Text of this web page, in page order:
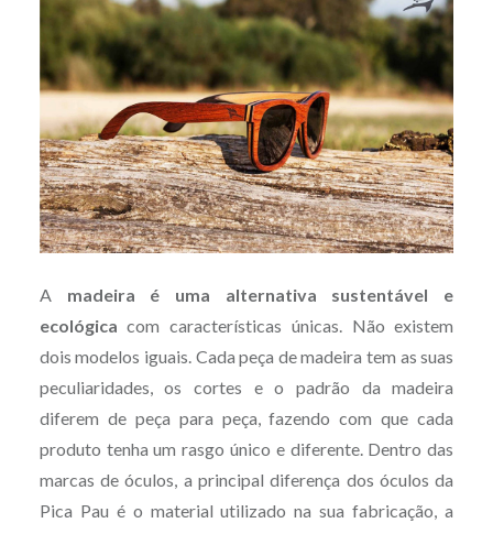
A madeira é uma alternativa sustentável e
ecológica com características únicas. Não existem
dois modelos iguais. Cada peça de madeira tem as suas
peculiaridades, os cortes e o padrão da madeira
diferem de peça para peça, fazendo com que cada
produto tenha um rasgo único e diferente. Dentro das
marcas de óculos, a principal diferença dos óculos da
Pica Pau é o material utilizado na sua fabricação, a